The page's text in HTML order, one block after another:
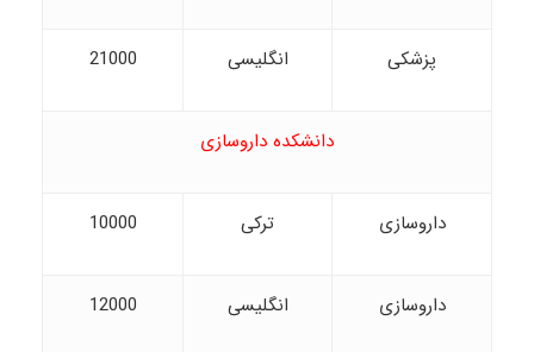
21000 انگلیسی پزشکی
دانشکده داروسازی
10000 ترکی داروسازی
12000 انگلیسی داروسازی